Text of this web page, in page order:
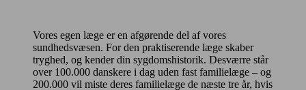
Vores egen læge er en afgørende del af vores
sundhedsvæsen. For den praktiserende læge skaber
tryghed, og kender din sygdomshistorik. Desværre står
over 100.000 danskere i dag uden fast familielæge – og
200.000 vil miste deres familielæge de næste tre år, hvis